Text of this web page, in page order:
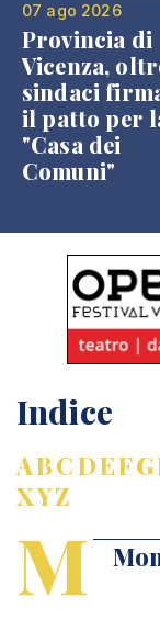
07 ago 2026
Provincia di
Vicenza,
sindaci
il patto per
"Casa dei
Comuni"
Indice
ABCDEFG
XYZ
M